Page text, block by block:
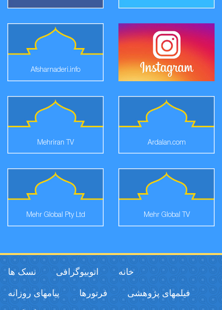
Afsharnaderi.info
Ardalan.com
Mehriran TV
Mehr Global TV
Mehr Global Pty Ltd
خانه اتوبیوگرافی نسک ها
فیلمهای پژوهشی فرتورها پیامهای روزانه